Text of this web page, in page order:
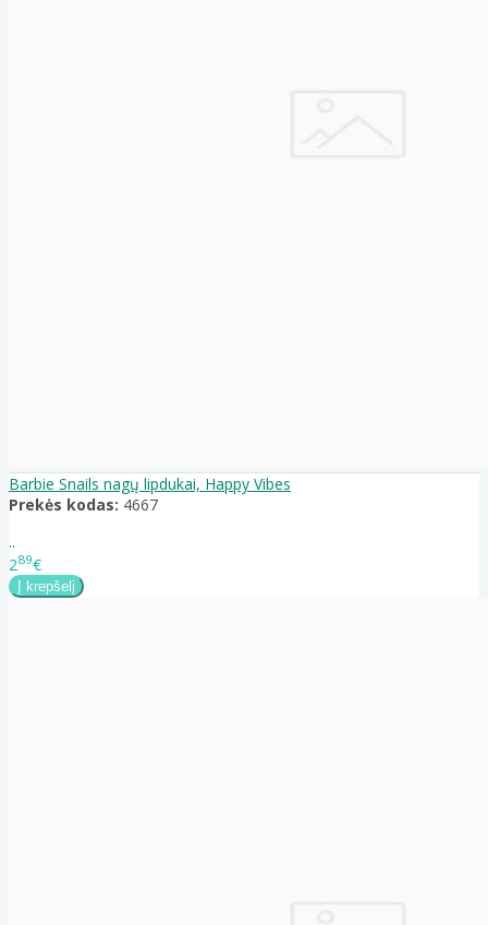
Barbie Snails nagų lipdukai, Happy Vibes
Prekės kodas: 4667
..
289€